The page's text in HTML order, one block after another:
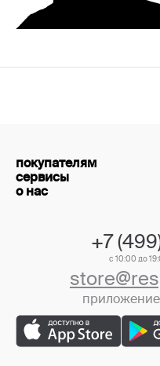
покупателям
сервисы
о нас
+7
с 10:00 до
приложение